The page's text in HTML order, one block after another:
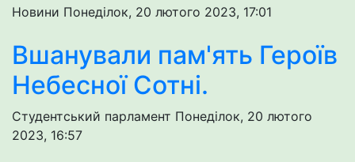
Новини Понеділок, 20 лютого 2023, 17:01
Вшанували пам'ять Героїв
Небесної Сотні.
Студентський парламент Понеділок, 20 лютого
2023, 16:57